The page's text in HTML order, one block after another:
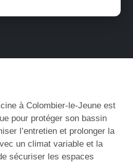
à Colombier-le-Jeune est
pour protéger son bassin
l’entretien et prolonger la
un climat variable et la
sécuriser les espaces